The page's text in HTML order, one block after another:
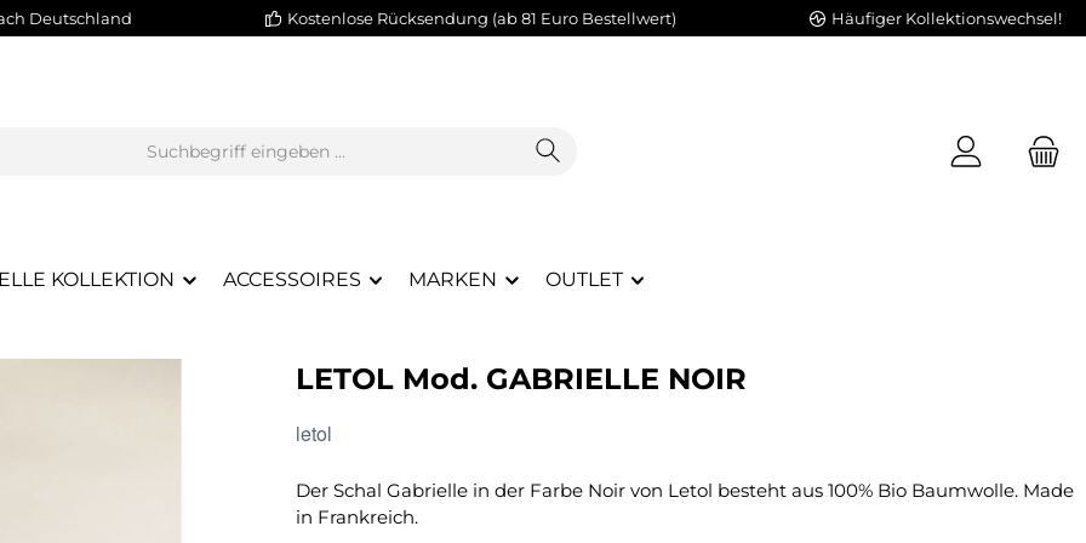
Deutschland Kostenlose Rücksendung (ab 81 Euro Bestellwert) Häufiger Kollektionswechsel!
KOLLEKTION ACCESSOIRES MARKEN OUTLET
LETOL Mod. GABRIELLE NOIR
letol
Der Schal Gabrielle in der Farbe Noir von Letol besteht aus 100% Bio Baumwolle. Made
in Frankreich.